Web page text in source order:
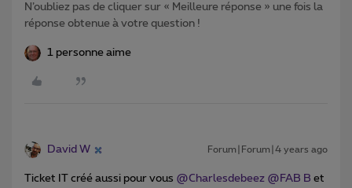
N’oubliez pas de cliquer sur « Meilleure réponse » une fois la
réponse obtenue à votre question !
1 personne aime
David W Forum|Forum|4 years ago
Ticket IT créé aussi pour vous @Charlesdebeez @FAB B et